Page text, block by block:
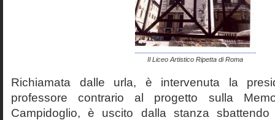
Il Liceo Artistico Ripetta di Roma
Richiamata dalle urla, è intervenuta la
professore contrario al progetto sulla
Campidoglio, è uscito dalla stanza